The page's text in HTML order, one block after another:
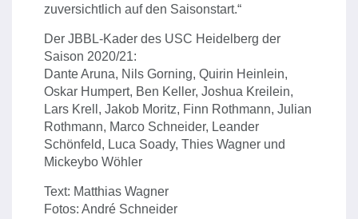
zuversichtlich auf den Saisonstart.“
Der JBBL-Kader des USC Heidelberg der
Saison 2020/21:
Dante Aruna, Nils Gorning, Quirin Heinlein,
Oskar Humpert, Ben Keller, Joshua Kreilein,
Lars Krell, Jakob Moritz, Finn Rothmann, Julian
Rothmann, Marco Schneider, Leander
Schönfeld, Luca Soady, Thies Wagner und
Mickeybo Wöhler
Text: Matthias Wagner
Fotos: André Schneider